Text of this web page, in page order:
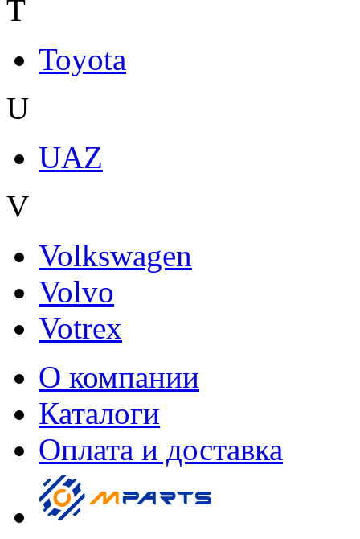
T
Toyota
U
UAZ
V
Volkswagen
Volvo
Votrex
О компании
Каталоги
Оплата и доставка